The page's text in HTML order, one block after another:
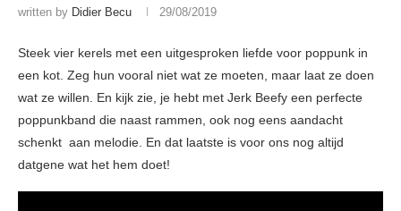
written by Didier Becu 29/08/2019
Steek vier kerels met een uitgesproken liefde voor poppunk in
een kot. Zeg hun vooral niet wat ze moeten, maar laat ze doen
wat ze willen. En kijk zie, je hebt met Jerk Beefy een perfecte
poppunkband die naast rammen, ook nog eens aandacht
schenkt aan melodie. En dat laatste is voor ons nog altijd
datgene wat het hem doet!